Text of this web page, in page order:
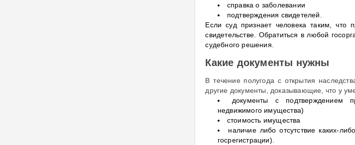
справка о заболевании
подтверждения свидетелей.
Если суд признает человека таким, что
свидетельстве. Обратиться в любой
судебного решения.
Какие документы нужны
В течение полугода с открытия
другие документы, доказывающие, что у
документы с подтверждением
недвижимого имущества)
стоимость имущества
наличие либо отсутствие каких-
госрегистрации).